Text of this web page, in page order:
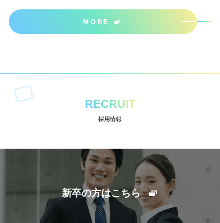
ださいね＾＾
MORE
RECRUIT
採用情報
新卒の方はこちら